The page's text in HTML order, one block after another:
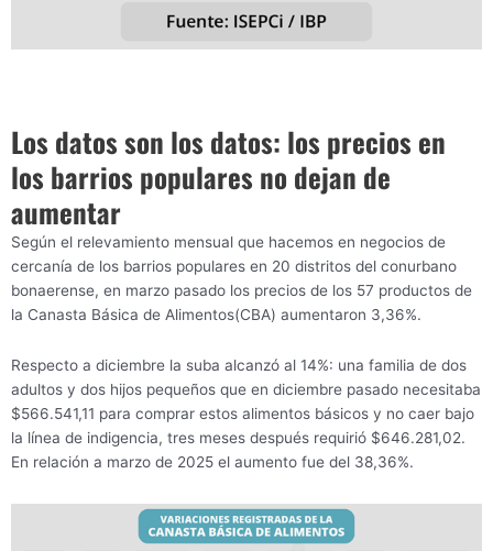
Los datos son los datos: los precios en
los barrios populares no dejan de
aumentar
Según el relevamiento mensual que hacemos en negocios de
cercanía de los barrios populares en 20 distritos del conurbano
bonaerense, en marzo pasado los precios de los 57 productos de
la Canasta Básica de Alimentos(CBA) aumentaron 3,36%.
Respecto a diciembre la suba alcanzó al 14%: una familia de dos
adultos y dos hijos pequeños que en diciembre pasado necesitaba
$566.541,11 para comprar estos alimentos básicos y no caer bajo
la línea de indigencia, tres meses después requirió $646.281,02.
En relación a marzo de 2025 el aumento fue del 38,36%.